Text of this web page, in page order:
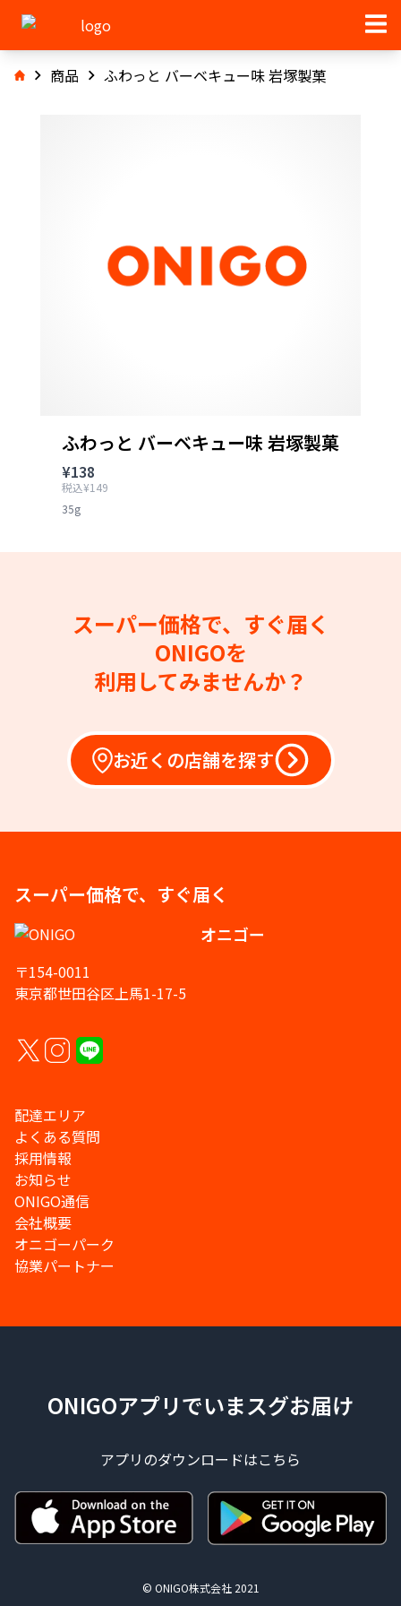
商品 ふわっと バーベキュー味 岩塚製菓
ふわっと バーベキュー味 岩塚製菓
¥138
税込¥149
35g
スーパー価格で、すぐ届く
ONIGOを
利用してみませんか？
お近くの店舗を探す
スーパー価格で、すぐ届く
オニゴー
〒154-0011
東京都世田谷区上馬1-17-5
配達エリア
よくある質問
採用情報
お知らせ
ONIGO通信
会社概要
オニゴーパーク
協業パートナー
ONIGOアプリでいまスグお届け
アプリのダウンロードはこちら
© ONIGO株式会社 2021